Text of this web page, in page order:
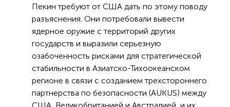
Пекин требуют от США дать по этому поводу
разъяснения. Они потребовали вывести
ядерное оружие с территорий других
государств и выразили серьезную
озабоченность рисками для стратегической
стабильности в Азиатско-Тихоокеанском
регионе в связи с созданием трехстороннего
партнерства по безопасности (AUKUS) между